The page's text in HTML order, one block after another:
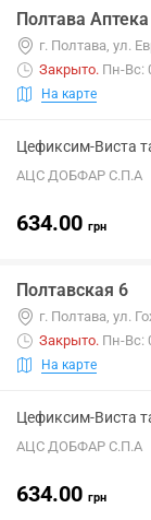
Полтава
г. Полтава, ул.
Закрыто. Пн-Вс:
На карте
Цефиксим-Виста
АЦС ДОБФАР С.П.А
634.00 грн
Полтавская 6
г. Полтава, ул.
Закрыто. Пн-Вс:
На карте
Цефиксим-Виста
АЦС ДОБФАР С.П.А
634.00 грн